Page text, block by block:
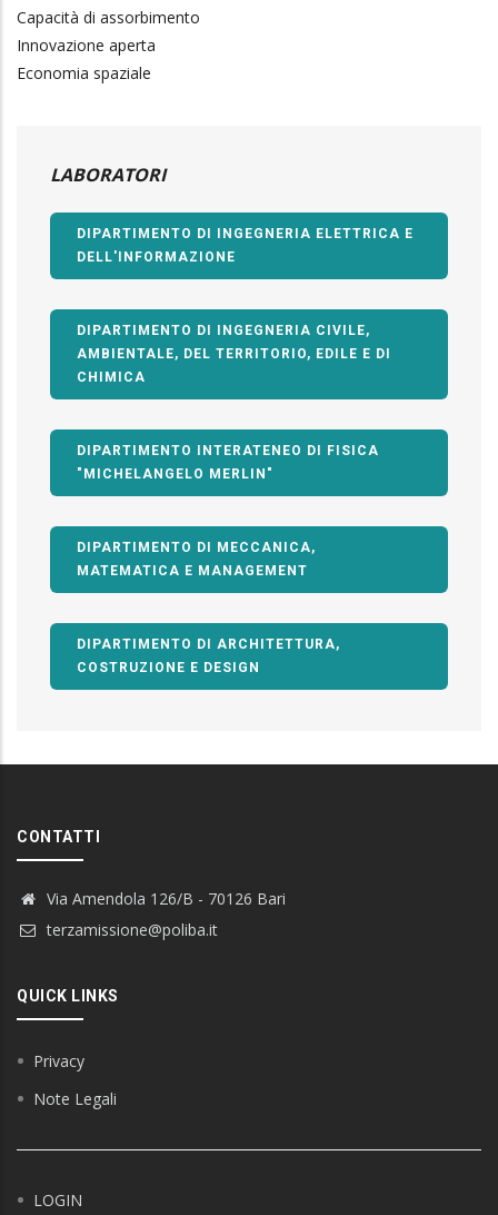
Capacità di assorbimento
Innovazione aperta
Economia spaziale
LABORATORI
DIPARTIMENTO DI INGEGNERIA ELETTRICA E
DELL'INFORMAZIONE
DIPARTIMENTO DI INGEGNERIA CIVILE,
AMBIENTALE, DEL TERRITORIO, EDILE E DI
CHIMICA
DIPARTIMENTO INTERATENEO DI FISICA
"MICHELANGELO MERLIN"
DIPARTIMENTO DI MECCANICA,
MATEMATICA E MANAGEMENT
DIPARTIMENTO DI ARCHITETTURA,
COSTRUZIONE E DESIGN
CONTATTI
Via Amendola 126/B - 70126 Bari
terzamissione@poliba.it
QUICK LINKS
Privacy
Note Legali
LOGIN